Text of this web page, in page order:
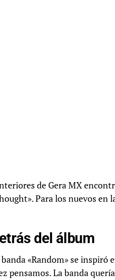
de Gera MX
Para los nuevos
del álbum
«Random» se
pensamos. La banda